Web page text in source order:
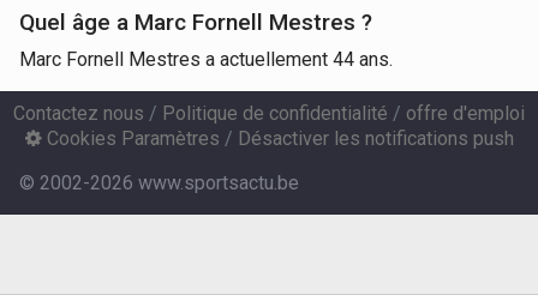
Quel âge a Marc Fornell Mestres ?
Marc Fornell Mestres a actuellement 44 ans.
Contactez nous / Politique de confidentialité / offre d'emploi
Cookies Paramètres / Désactiver les notifications push
© 2002-2026 www.sportsactu.be